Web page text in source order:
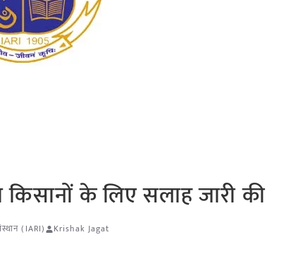
किसानों के लिए सलाह जारी की
(IARI) Krishak Jagat